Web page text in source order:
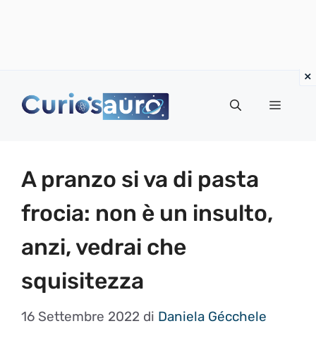
Menu
A pranzo si va di pasta
frocia: non è un insulto,
anzi, vedrai che
squisitezza
16 Settembre 2022 di Daniela Gécchele